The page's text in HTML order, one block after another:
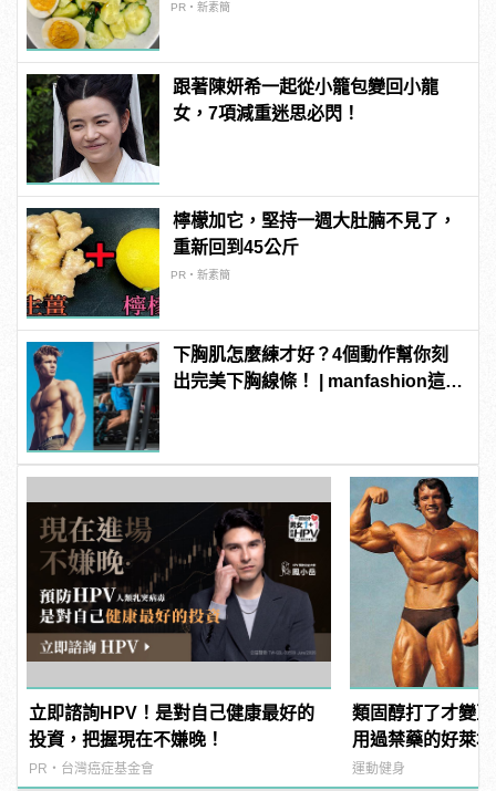
PR・新素簡
跟著陳妍希一起從小籠包變回小龍
女，7項減重迷思必閃！
檸檬加它，堅持一週大肚腩不見了，
重新回到45公斤
PR・新素簡
下胸肌怎麼練才好？4個動作幫你刻
出完美下胸線條！ | manfashion這樣
立即諮詢HPV！是對自己健康最好的
投資，把握現在不嫌晚！
PR・台灣癌症基金會
類固醇打了才變
用過禁藥的好萊
運動健身